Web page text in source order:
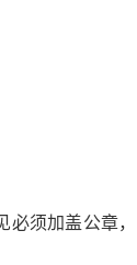
须加盖公章，